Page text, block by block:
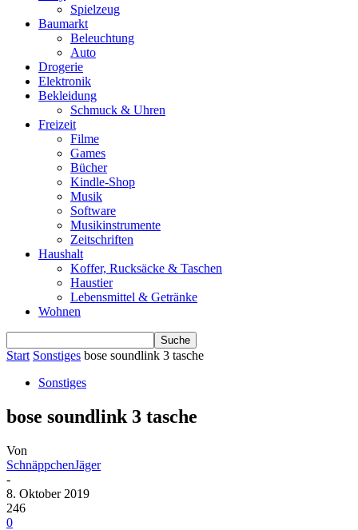
Spielzeug
Baumarkt
Beleuchtung
Auto
Drogerie
Elektronik
Bekleidung
Schmuck & Uhren
Freizeit
Filme
Games
Bücher
Kindle-Shop
Musik
Software
Musikinstrumente
Zeitschriften
Haushalt
Koffer, Rucksäcke & Taschen
Haustier
Lebensmittel & Getränke
Wohnen
Start Sonstiges bose soundlink 3 tasche
Sonstiges
bose soundlink 3 tasche
Von
SchnäppchenJäger
-
8. Oktober 2019
246
0